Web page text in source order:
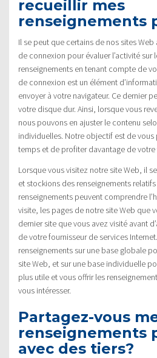
recueillir mes
renseignements
Il se peut que certains de nos sites
de connexion pour évaluer l’activité sur
renseignements en tenant compte de
de connexion est un élément
envoyer à votre navigateur. Ce dernier
votre disque dur. Ainsi, lorsque vous
nous pouvons en ajuster le contenu
individuelles. Notre objectif est de vous
temps et de profiter davantage de votre
Lorsque vous visitez notre site Web, il
et stockions des renseignements
renseignements peuvent comprendre
visite, les pages de notre site Web que
dernier site que vous avez visité avant
de votre fournisseur de services
renseignements sur une base globale
site Web, et sur une base individuelle
plus utile et vous offrir les
vous intéresser.
Partagez-vous
renseignements
avec des tiers?